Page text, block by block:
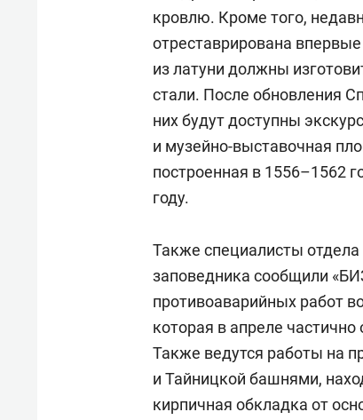
кровлю. Кроме того,
отреставрирована
из латуни должны
стали. После обновления
них будут доступны
и музейно-выставочная
построенная в 1556–1562
году.
Также специалисты
заповедника сообщили
противоаварийных работ
которая в апреле
Также ведутся работы на
и Тайницкой башнями,
кирпичная обкладка от